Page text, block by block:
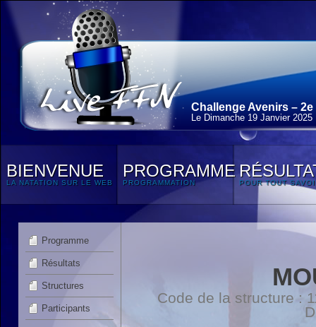
Challenge Avenirs – 2e
Le Dimanche 19 Janvier 2025
BIENVENUE
LA NATATION SUR LE WEB
PROGRAMME
PROGRAMMATION POUR TOUT
Programme
Résultats
Structures
Participants
Code de la structure :